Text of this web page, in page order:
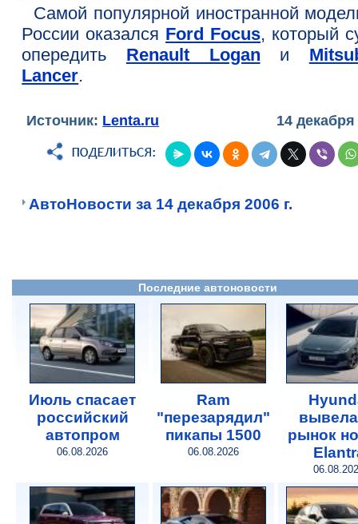
Самой популярной иностранной
России оказался Ford Focus, который
опередить Renault Logan и
Lancer.
Источник: Lenta.ru 14 декабря
АвтоНовости за 14 декабря 2006 г.
Последние автоновости
Июль спасает
российский
автопром
06.08.2026
Ram
"перезарядил"
пикапы 1500
06.08.2026
рынок